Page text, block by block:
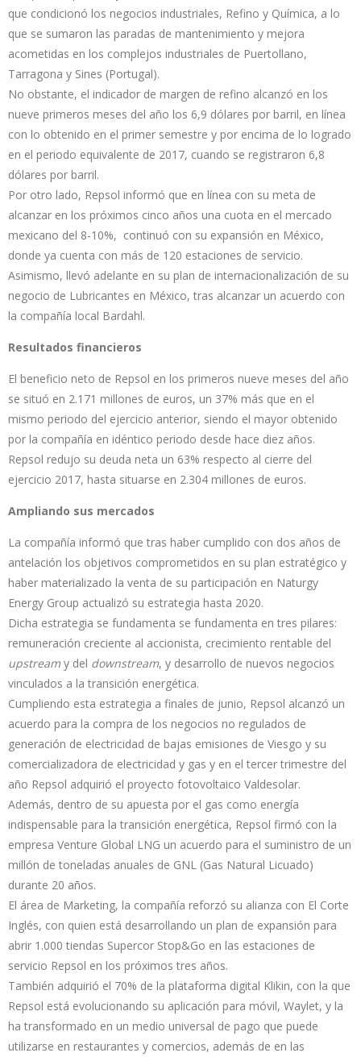
que condicionó los negocios industriales, Refino y Química, a lo
que se sumaron las paradas de mantenimiento y mejora
acometidas en los complejos industriales de Puertollano,
Tarragona y Sines (Portugal).
No obstante, el indicador de margen de refino alcanzó en los
nueve primeros meses del año los 6,9 dólares por barril, en línea
con lo obtenido en el primer semestre y por encima de lo logrado
en el periodo equivalente de 2017, cuando se registraron 6,8
dólares por barril.
Por otro lado, Repsol informó que en línea con su meta de
alcanzar en los próximos cinco años una cuota en el mercado
mexicano del 8-10%, continuó con su expansión en México,
donde ya cuenta con más de 120 estaciones de servicio.
Asimismo, llevó adelante en su plan de internacionalización de su
negocio de Lubricantes en México, tras alcanzar un acuerdo con
la compañía local Bardahl.
Resultados financieros
El beneficio neto de Repsol en los primeros nueve meses del año
se situó en 2.171 millones de euros, un 37% más que en el
mismo periodo del ejercicio anterior, siendo el mayor obtenido
por la compañía en idéntico periodo desde hace diez años.
Repsol redujo su deuda neta un 63% respecto al cierre del
ejercicio 2017, hasta situarse en 2.304 millones de euros.
Ampliando sus mercados
La compañía informó que tras haber cumplido con dos años de
antelación los objetivos comprometidos en su plan estratégico y
haber materializado la venta de su participación en Naturgy
Energy Group actualizó su estrategia hasta 2020.
Dicha estrategia se fundamenta se fundamenta en tres pilares:
remuneración creciente al accionista, crecimiento rentable del
upstream y del downstream, y desarrollo de nuevos negocios
vinculados a la transición energética.
Cumpliendo esta estrategia a finales de junio, Repsol alcanzó un
acuerdo para la compra de los negocios no regulados de
generación de electricidad de bajas emisiones de Viesgo y su
comercializadora de electricidad y gas y en el tercer trimestre del
año Repsol adquirió el proyecto fotovoltaico Valdesolar.
Además, dentro de su apuesta por el gas como energía
indispensable para la transición energética, Repsol firmó con la
empresa Venture Global LNG un acuerdo para el suministro de un
millón de toneladas anuales de GNL (Gas Natural Licuado)
durante 20 años.
El área de Marketing, la compañía reforzó su alianza con El Corte
Inglés, con quien está desarrollando un plan de expansión para
abrir 1.000 tiendas Supercor Stop&Go en las estaciones de
servicio Repsol en los próximos tres años.
También adquirió el 70% de la plataforma digital Klikin, con la que
Repsol está evolucionando su aplicación para móvil, Waylet, y la
ha transformado en un medio universal de pago que puede
utilizarse en restaurantes y comercios, además de en las